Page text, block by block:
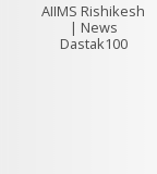
AIIMS Rishikesh
| News
Dastak100